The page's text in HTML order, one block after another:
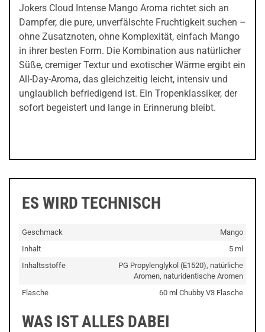
Jokers Cloud Intense Mango Aroma richtet sich an
Dampfer, die pure, unverfälschte Fruchtigkeit suchen –
ohne Zusatznoten, ohne Komplexität, einfach Mango
in ihrer besten Form. Die Kombination aus natürlicher
Süße, cremiger Textur und exotischer Wärme ergibt ein
All-Day-Aroma, das gleichzeitig leicht, intensiv und
unglaublich befriedigend ist. Ein Tropenklassiker, der
sofort begeistert und lange in Erinnerung bleibt.
ES WIRD TECHNISCH
Geschmack
Mango
Inhalt
5 ml
Inhaltsstoffe
PG Propylenglykol (E1520), natürliche
Aromen, naturidentische Aromen
Flasche
60 ml Chubby V3 Flasche
WAS IST ALLES DABEI